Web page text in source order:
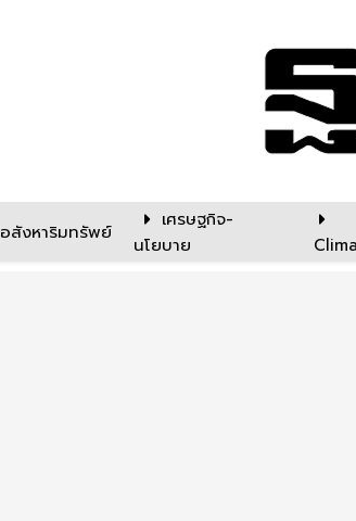
อสังหาริมทรัพย์
เศรษฐกิจ-
นโยบาย